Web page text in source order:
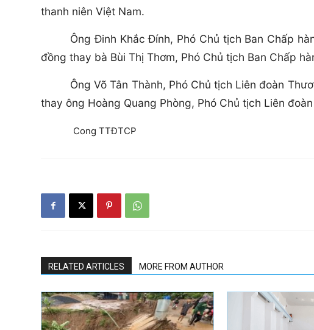
thanh niên Việt Nam.
Ông Đinh Khắc Đính, Phó Chủ tịch Ban Chấp
đồng thay bà Bùi Thị Thơm, Phó Chủ tịch Ban Chấp
Ông Võ Tân Thành, Phó Chủ tịch Liên đoàn
thay ông Hoàng Quang Phòng, Phó Chủ tịch Liên
Cong TTĐTCP
RELATED ARTICLES MORE FROM AUTHOR